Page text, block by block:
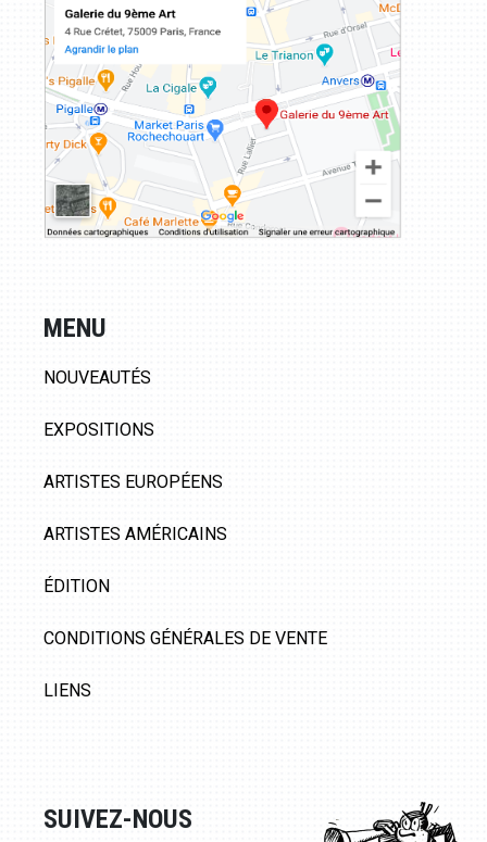
MENU
NOUVEAUTÉS
EXPOSITIONS
ARTISTES EUROPÉENS
ARTISTES AMÉRICAINS
ÉDITION
CONDITIONS GÉNÉRALES DE VENTE
LIENS
SUIVEZ-NOUS